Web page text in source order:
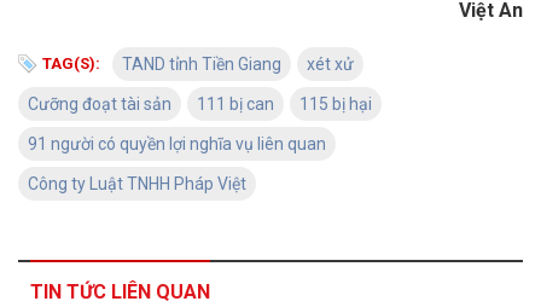
Việt An
TAG(S): TAND tỉnh Tiền Giang xét xử
Cưỡng đoạt tài sản 111 bị can 115 bị hại
91 người có quyền lợi nghĩa vụ liên quan
Công ty Luật TNHH Pháp Việt
TIN TỨC LIÊN QUAN